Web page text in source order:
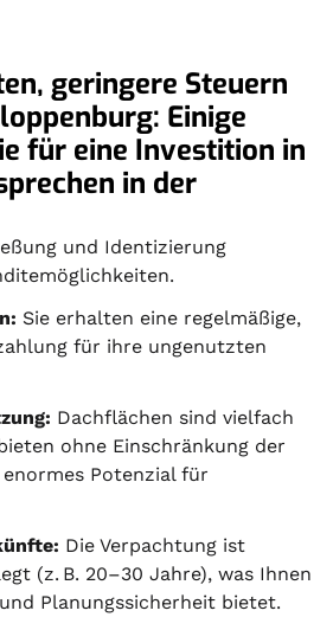
geringere Steuern
Einige
für eine Investition in
in der
und Identizierung
Sie erhalten eine regelmäßige,
für ihre ungenutzten
Dachflächen sind vielfach
ohne Einschränkung der
Potenzial für
Die Verpachtung ist
(z. B. 20–30 Jahre), was Ihnen
Planungssicherheit bietet.